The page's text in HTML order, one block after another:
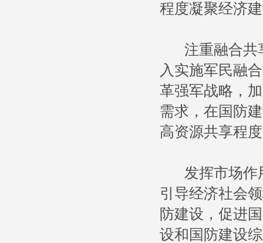
程度凝聚经济
注重融合共
入实施军民融
革强军战略，
需求，在国防
高资源共享程
发挥市场作
引导经济社会
防建设，促进
设和国防建设